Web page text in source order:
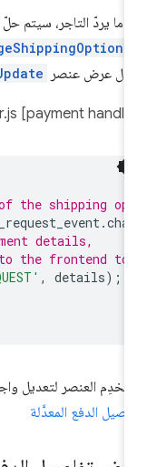
يردّ التاجر، سيتم حلّ
عرض عنصر
of the shipping
.
details,
to the frontend to
, details
العنصر لتعديل واجهة
الدفع المعدَّلة